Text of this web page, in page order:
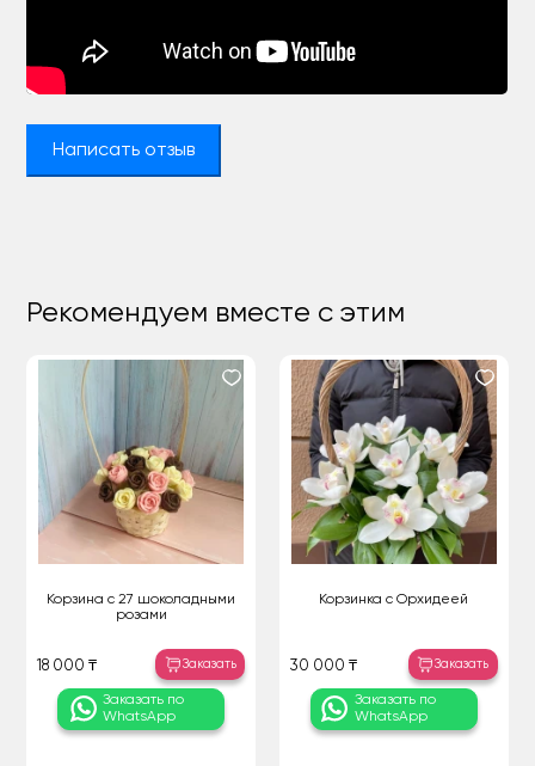
Написать отзыв
Рекомендуем вместе с этим
Корзина с 27 шоколадными
розами
18 000 ₸ Заказать
Заказать по
WhatsApp
Корзинка с Орхидеей
30 000 ₸ Заказать
Заказать по
WhatsApp